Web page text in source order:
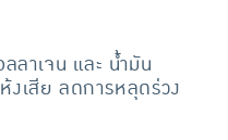
ลาเจน และ น้ำมัน
งเสีย ลดการหลุดร่วง